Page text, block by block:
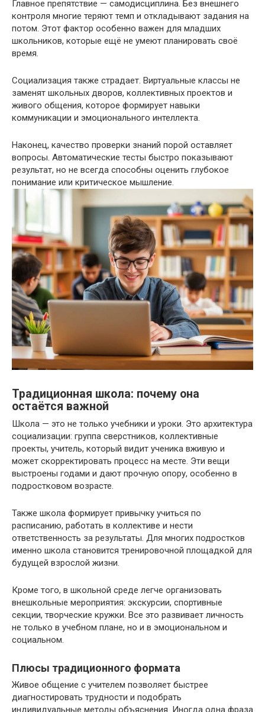
Главное препятствие — самодисциплина. Без внешнего
контроля многие теряют темп и откладывают задания на
потом. Этот фактор особенно важен для младших
школьников, которые ещё не умеют планировать своё
время.
Социализация также страдает. Виртуальные классы не
заменят школьных дворов, коллективных проектов и
живого общения, которое формирует навыки
коммуникации и эмоционального интеллекта.
Наконец, качество проверки знаний порой оставляет
вопросы. Автоматические тесты быстро показывают
результат, но не всегда способны оценить глубокое
понимание или критическое мышление.
Традиционная школа: почему она
остаётся важной
Школа — это не только учебники и уроки. Это архитектура
социализации: группа сверстников, коллективные
проекты, учитель, который видит ученика вживую и
может скорректировать процесс на месте. Эти вещи
выстроены годами и дают прочную опору, особенно в
подростковом возрасте.
Также школа формирует привычку учиться по
расписанию, работать в коллективе и нести
ответственность за результаты. Для многих подростков
именно школа становится тренировочной площадкой для
будущей взрослой жизни.
Кроме того, в школьной среде легче организовать
внешкольные мероприятия: экскурсии, спортивные
секции, творческие кружки. Все это развивает личность
не только в учебном плане, но и в эмоциональном и
социальном.
Плюсы традиционного формата
Живое общение с учителем позволяет быстрее
диагностировать трудности и подобрать